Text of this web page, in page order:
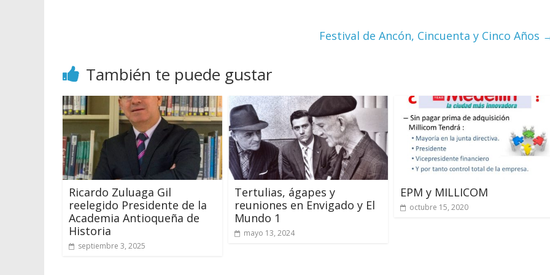
Festival de Ancón, Cincuenta y Cinco Años
También te puede gustar
Ricardo Zuluaga Gil
reelegido Presidente de la
Academia Antioqueña de
Historia
septiembre 3, 2025
Tertulias, ágapes y
reuniones en Envigado y El
Mundo 1
mayo 13, 2024
EPM y MILLICOM
octubre 15, 2020